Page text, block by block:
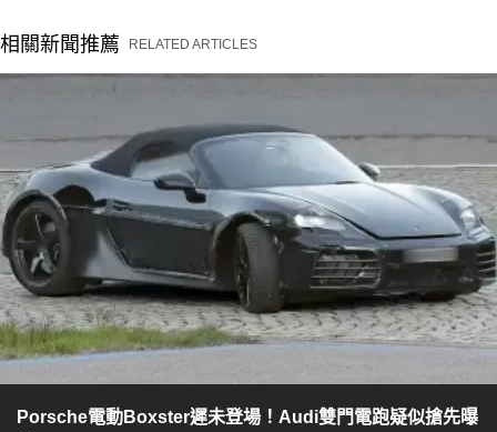
相關新聞推薦 RELATED ARTICLES
Porsche電動Boxster遲未登場！Audi雙門電跑疑似搶先曝